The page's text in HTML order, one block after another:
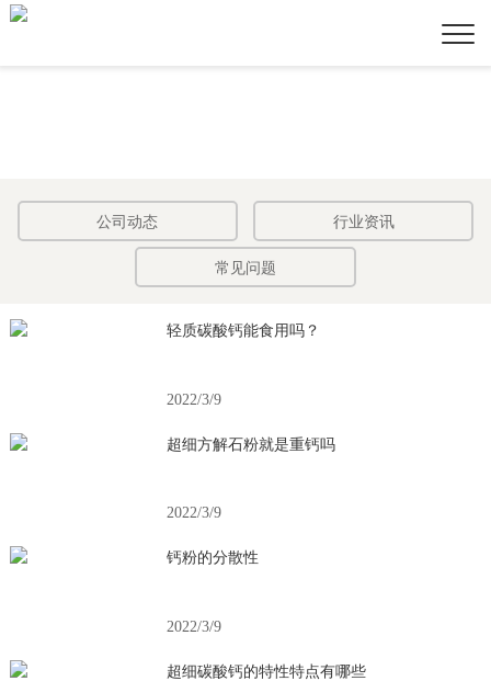
公司动态 行业资讯
常见问题
轻质碳酸钙能食用吗？
2022/3/9
超细方解石粉就是重钙吗
2022/3/9
钙粉的分散性
2022/3/9
超细碳酸钙的特性特点有哪些